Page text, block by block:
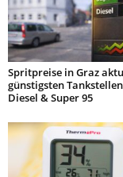
Spritpreise in Graz
günstigsten
Diesel & Super 95